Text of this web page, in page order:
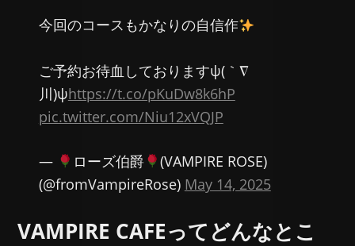
今回のコースもかなりの自信作
ご予約お待血しておりますψ(｀∇
川)ψhttps://t.co/pKuDw8k6hP
pic.twitter.com/Niu12xVQJP
— ローズ伯爵
(VAMPIRE ROSE)
(@fromVampireRose) May 14, 2025
VAMPIRE CAFEってどんなとこ